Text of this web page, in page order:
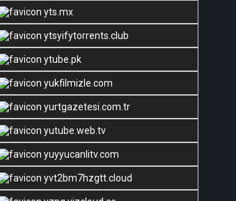
yts.mx
ytsyifytorrents.club
ytube.pk
yukfilmizle.com
yurtgazetesi.com.tr
yutube.web.tv
yuyyucanlitv.com
yvt2bm7hzgtt.cloud